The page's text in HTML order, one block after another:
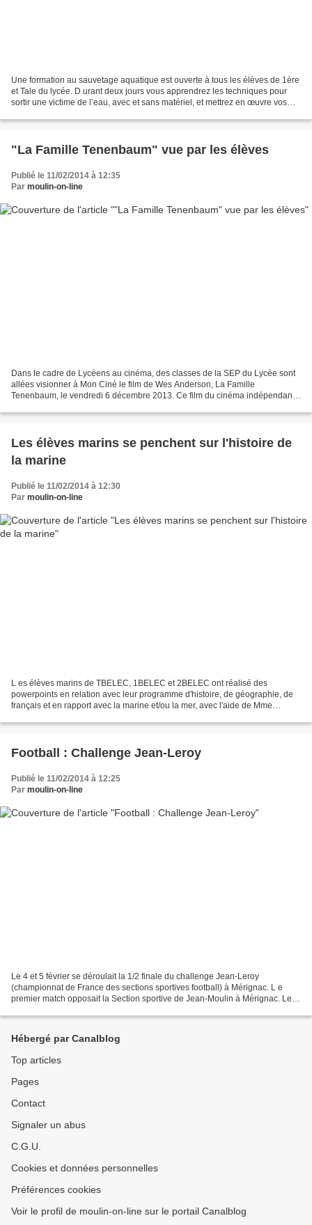
Une formation au sauvetage aquatique est ouverte à tous les élèves de 1ère
et Tale du lycée. D urant deux jours vous apprendrez les techniques pour
sortir une victime de l’eau, avec et sans matériel, et mettrez en œuvre vos
"La Famille Tenenbaum" vue par les élèves
Publié le 11/02/2014 à 12:35
Par moulin-on-line
Dans le cadre de Lycéens au cinéma, des classes de la SEP du Lycée sont
allées visionner à Mon Ciné le film de Wes Anderson, La Famille
Tenenbaum, le vendredi 6 décembre 2013. Ce film du cinéma indépendant
Les élèves marins se penchent sur l'histoire de
la marine
Publié le 11/02/2014 à 12:30
Par moulin-on-line
L es élèves marins de TBELEC, 1BELEC et 2BELEC ont réalisé des
powerpoints en relation avec leur programme d'histoire, de géographie, de
français et en rapport avec la marine et/ou la mer, avec l'aide de Mme
Football : Challenge Jean-Leroy
Publié le 11/02/2014 à 12:25
Par moulin-on-line
Le 4 et 5 février se déroulait la 1/2 finale du challenge Jean-Leroy
(championnat de France des sections sportives football) à Mérignac. L e
premier match opposait la Section sportive de Jean-Moulin à Mérignac. Le
Hébergé par Canalblog
Top articles
Pages
Contact
Signaler un abus
C.G.U.
Cookies et données personnelles
Préférences cookies
Voir le profil de moulin-on-line sur le portail Canalblog